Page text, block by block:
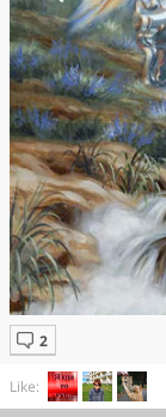
Like: